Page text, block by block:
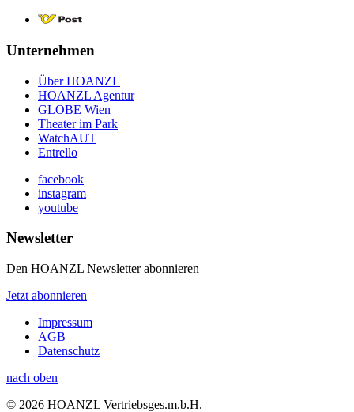
Unternehmen
Über HOANZL
HOANZL Agentur
GLOBE Wien
Theater im Park
WatchAUT
Entrello
facebook
instagram
youtube
Newsletter
Den HOANZL Newsletter abonnieren
Jetzt abonnieren
Impressum
AGB
Datenschutz
nach oben
© 2026 HOANZL Vertriebsges.m.b.H.